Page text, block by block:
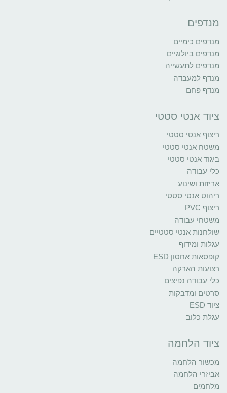
מנדפים
מנדפים כימיים
מנדפים ביולוגיים
מנדפים לתעשייה
מנדף למעבדה
מנדף פחם
ציוד אנטי סטטי
ריצוף אנטי סטטי
משטח אנטי סטטי
ביגוד אנטי סטטי
כלי עבודה
אריזות ושינוע
ריהוט אנטי סטטי
ריצוף PVC
משטחי עבודה
שולחנות אנטי סטטיים
עגלות ומידוף
קופסאות אחסון ESD
רצועות הארקה
כלי עבודה נפיצים
סרטים ומדבקות
ציוד ESD
עגלת כלוב
ציוד הלחמה
מכשור הלחמה
אביזרי הלחמה
מלחמים